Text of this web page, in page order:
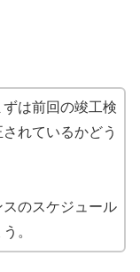
は前回の竣工検
れているかどう
のスケジュール
。